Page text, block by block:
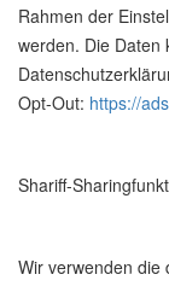
Rahmen der
werden. Die Daten
Opt-Out: https://
Shariff-
Wir verwenden die